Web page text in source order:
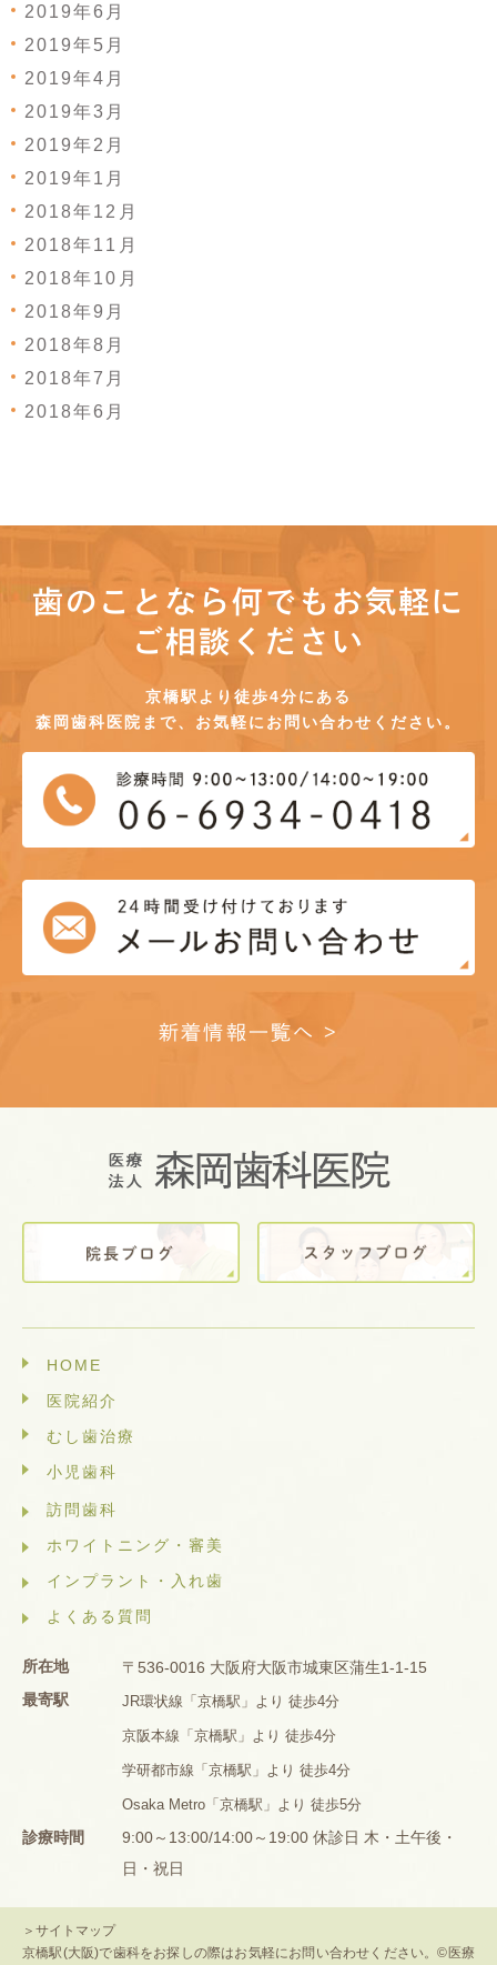
2019年6月
2019年5月
2019年4月
2019年3月
2019年2月
2019年1月
2018年12月
2018年11月
2018年10月
2018年9月
2018年8月
2018年7月
2018年6月
歯のことなら何でもお気軽に
ご相談ください
京橋駅より徒歩4分にある
森岡歯科医院まで、お気軽にお問い合わせください。
新着情報一覧へ >
HOME
医院紹介
むし歯治療
小児歯科
訪問歯科
ホワイトニング・審美
インプラント・入れ歯
よくある質問
所在地
〒536-0016 大阪府大阪市城東区蒲生1-1-15
最寄駅
JR環状線「京橋駅」より 徒歩4分
京阪本線「京橋駅」より 徒歩4分
学研都市線「京橋駅」より 徒歩4分
Osaka Metro「京橋駅」より 徒歩5分
診療時間
9:00～13:00/14:00～19:00 休診日 木・土午後・
日・祝日
＞サイトマップ
京橋駅(大阪)で歯科をお探しの際はお気軽にお問い合わせください。©医療